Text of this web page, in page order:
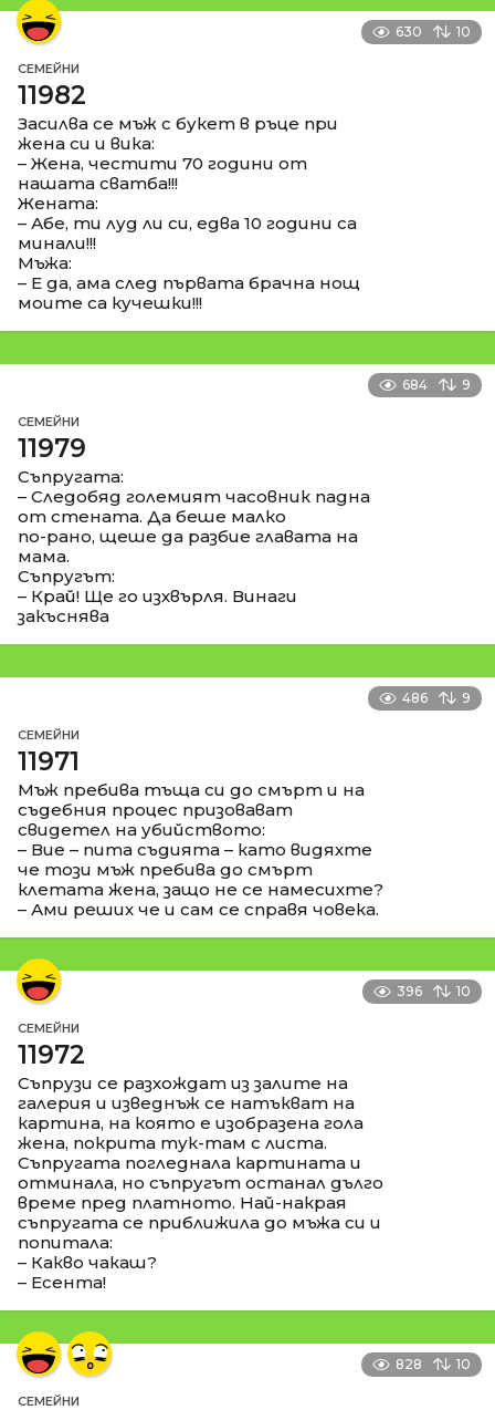
630 10
СЕМЕЙНИ
11982
Засилва се мъж с букет в ръце при
жена си и вика:
– Жена, честити 70 години от
нашата сватба!!!
Жената:
– Абе, ти луд ли си, едва 10 години са
минали!!!
Мъжа:
– Е да, ама след първата брачна нощ
моите са кучешки!!!
684 9
СЕМЕЙНИ
11979
Съпругата:
– Следобяд големият часовник падна
от стената. Да беше малко
по-рано, щеше да разбие главата на
мама.
Съпругът:
– Край! Ще го изхвърля. Винаги
закъснява
486 9
СЕМЕЙНИ
11971
Мъж пребива тъща си до смърт и на
съдебния процес призовават
свидетел на убийството:
– Вие – пита съдията – като видяхте
че този мъж пребива до смърт
клетата жена, защо не се намесихте?
– Ами реших че и сам се справя човека.
396 10
СЕМЕЙНИ
11972
Съпрузи се разхождат из залите на
галерия и изведнъж се натъкват на
картина, на която е изобразена гола
жена, покрита тук-там с листа.
Съпругата погледнала картината и
отминала, но съпругът останал дълго
време пред платното. Най-накрая
съпругата се приближила до мъжа си и
попитала:
– Какво чакаш?
– Есента!
828 10
СЕМЕЙНИ